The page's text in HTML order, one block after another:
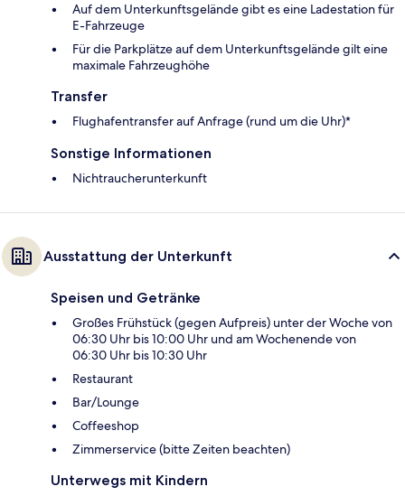
Auf dem Unterkunftsgelände gibt es eine Ladestation für
E-Fahrzeuge
Für die Parkplätze auf dem Unterkunftsgelände gilt eine
maximale Fahrzeughöhe
Transfer
Flughafentransfer auf Anfrage (rund um die Uhr)*
Sonstige Informationen
Nichtraucherunterkunft
Ausstattung der Unterkunft
Speisen und Getränke
Großes Frühstück (gegen Aufpreis) unter der Woche von
06:30 Uhr bis 10:00 Uhr und am Wochenende von
06:30 Uhr bis 10:30 Uhr
Restaurant
Bar/Lounge
Coffeeshop
Zimmerservice (bitte Zeiten beachten)
Unterwegs mit Kindern